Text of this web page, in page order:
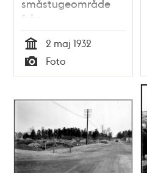
småstugeområde
från
Blackebergsvägen
(Bällstavägen)
österut mot Stora
Ängby gård
Tid
2 maj 1932
Typ
Foto